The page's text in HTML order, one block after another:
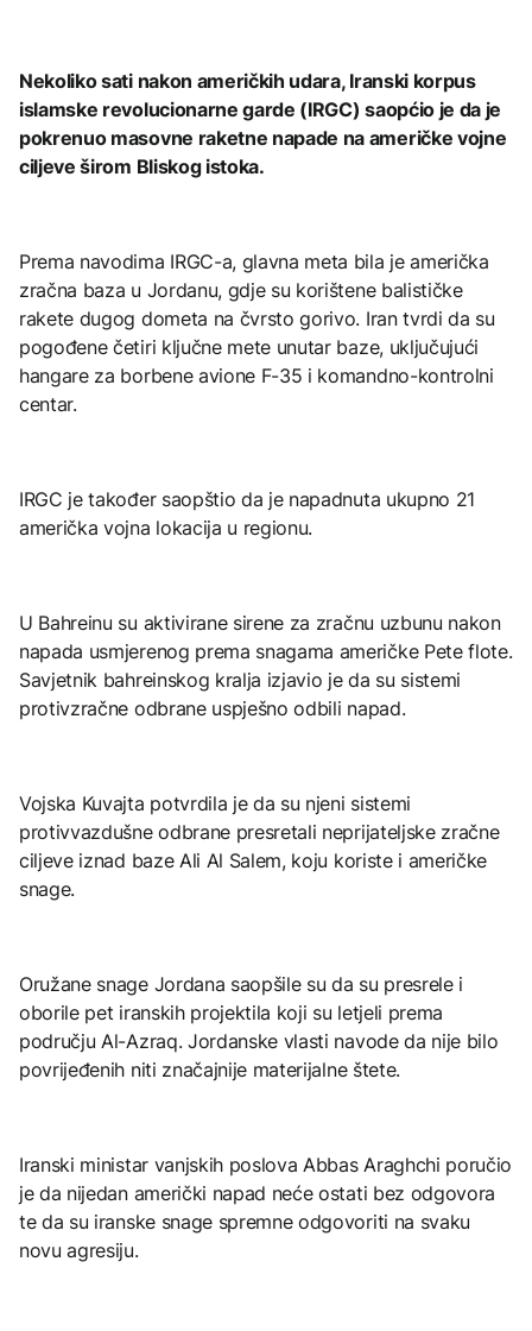
Nekoliko sati nakon američkih udara, Iranski korpus
islamske revolucionarne garde (IRGC) saopćio je da je
pokrenuo masovne raketne napade na američke vojne
ciljeve širom Bliskog istoka.
Prema navodima IRGC-a, glavna meta bila je američka
zračna baza u Jordanu, gdje su korištene balističke
rakete dugog dometa na čvrsto gorivo. Iran tvrdi da su
pogođene četiri ključne mete unutar baze, uključujući
hangare za borbene avione F-35 i komandno-kontrolni
centar.
IRGC je također saopštio da je napadnuta ukupno 21
američka vojna lokacija u regionu.
U Bahreinu su aktivirane sirene za zračnu uzbunu nakon
napada usmjerenog prema snagama američke Pete flote.
Savjetnik bahreinskog kralja izjavio je da su sistemi
protivzračne odbrane uspješno odbili napad.
Vojska Kuvajta potvrdila je da su njeni sistemi
protivvazdušne odbrane presretali neprijateljske zračne
ciljeve iznad baze Ali Al Salem, koju koriste i američke
snage.
Oružane snage Jordana saopšile su da su presrele i
oborile pet iranskih projektila koji su letjeli prema
području Al-Azraq. Jordanske vlasti navode da nije bilo
povrijeđenih niti značajnije materijalne štete.
Iranski ministar vanjskih poslova Abbas Araghchi poručio
je da nijedan američki napad neće ostati bez odgovora
te da su iranske snage spremne odgovoriti na svaku
novu agresiju.